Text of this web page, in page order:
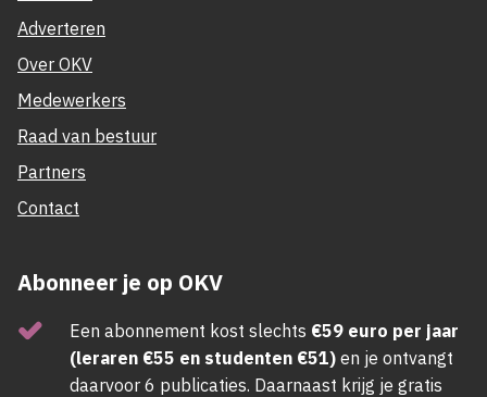
Adverteren
Over OKV
Medewerkers
Raad van bestuur
Partners
Contact
Abonneer je op OKV
Een abonnement kost slechts €59 euro per jaar
(leraren €55 en studenten €51) en je ontvangt
daarvoor 6 publicaties. Daarnaast krijg je gratis